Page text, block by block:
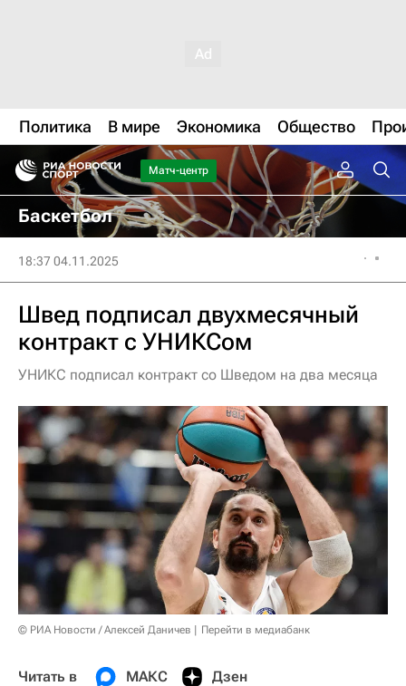
Политика В мире Экономика Общество
Матч-центр
Баскетбол
18:37 04.11.2025
Швед подписал двухмесячный
контракт с УНИКСом
УНИКС подписал контракт со Шведом на два месяца
© РИА Новости / Алексей Даничев Перейти в медиабанк
Читать в МАКС Дзен